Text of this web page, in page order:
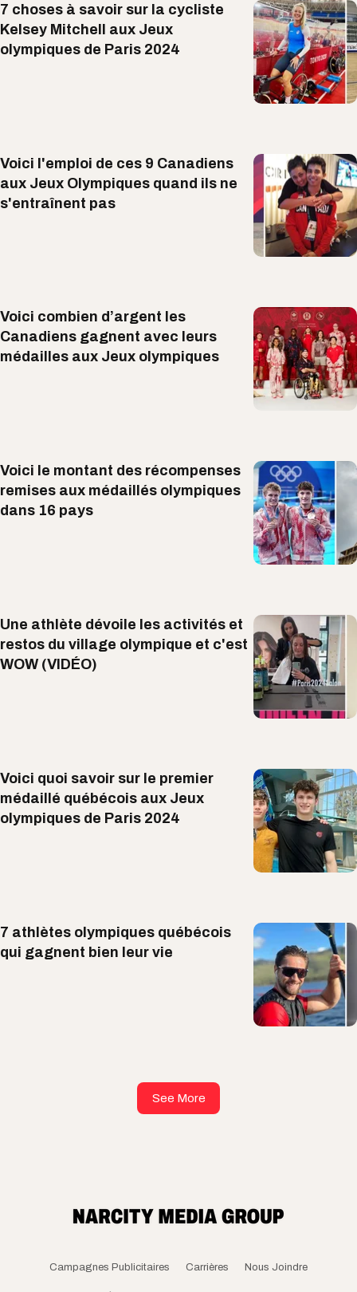
7 choses à savoir sur la cycliste
Kelsey Mitchell aux Jeux
olympiques de Paris 2024
Voici l'emploi de ces 9 Canadiens
aux Jeux Olympiques quand ils ne
s'entraînent pas
Voici combien d’argent les
Canadiens gagnent avec leurs
médailles aux Jeux olympiques
Voici le montant des récompenses
remises aux médaillés olympiques
dans 16 pays
Une athlète dévoile les activités et
restos du village olympique et c'est
WOW (VIDÉO)
Voici quoi savoir sur le premier
médaillé québécois aux Jeux
olympiques de Paris 2024
7 athlètes olympiques québécois
qui gagnent bien leur vie
See More
Campagnes Publicitaires Carrières Nous Joindre